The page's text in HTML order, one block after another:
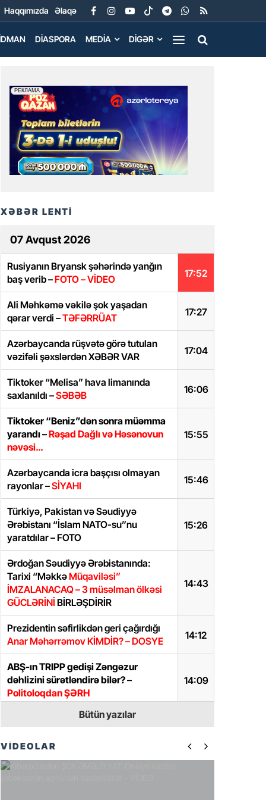
Haqqımızda Əlaqə
DIASPORA MEDIA DIGƏR
XƏBƏR LENTİ
07 Avqust 2026
17:52
Rusiyanın Bryansk şəhərində yanğın
baş verib –FOTO – VİDEO
17:27
Ali Məhkəmə vəkilə şok yaşadan
qərar verdi –TƏFƏRRÜAT
17:04
Azərbaycanda rüşvətə görə tutulan
vəzifəli şəxslərdən XƏBƏR VAR
16:06
Tiktoker “Melisa” hava limanında
saxlanıldı –SƏBƏB
15:55
Tiktoker “Beniz”dən sonra müəmma
yarandı –Rəşad Dağlı və Həsənovun
nəvəsi…
15:46
Azərbaycanda icra başçısı olmayan
rayonlar –SİYAHI
15:26
Türkiyə, Pakistan və Səudiyyə
Ərəbistanı “İslam NATO-su”nu
yaratdılar – FOTO
14:43
Ərdoğan Səudiyyə Ərəbistanında:
Tarixi “MəkkəMüqaviləsi”
İMZALANACAQ – 3 müsəlman ölkəsi
GÜCLƏRİNİ BİRLƏŞDİRİR
14:12
Prezidentin səfirlikdən geri çağırdığı
Anar Məhərrəmov KİMDİR? – DOSYE
14:09
ABŞ-ın TRIPP gedişi Zəngəzur
dəhlizini sürətləndirə bilər? –
Politoloqdan ŞƏRH
Prezidentdən Abel Məhərrəmovun
İlham Əliyevdən iki diplomatla bağlı
SƏRƏNCAMLAR
Bütün yazılar
VİDEOLAR